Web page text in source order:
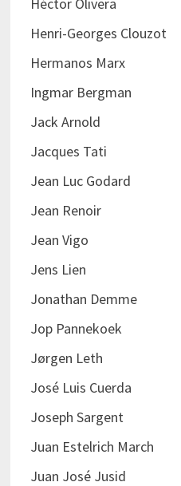
Henri-Georges Clouzot
Hermanos Marx
Ingmar Bergman
Jack Arnold
Jacques Tati
Jean Luc Godard
Jean Renoir
Jean Vigo
Jens Lien
Jonathan Demme
Jop Pannekoek
Jørgen Leth
José Luis Cuerda
Joseph Sargent
Juan Estelrich March
Juan José Jusid